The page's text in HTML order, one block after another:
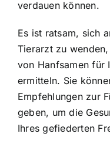
verdauen können.
Es ist ratsam, sich
Tierarzt zu
von Hanfsamen für
ermitteln. Sie
Empfehlungen zur
geben, um die
Ihres gefiederten